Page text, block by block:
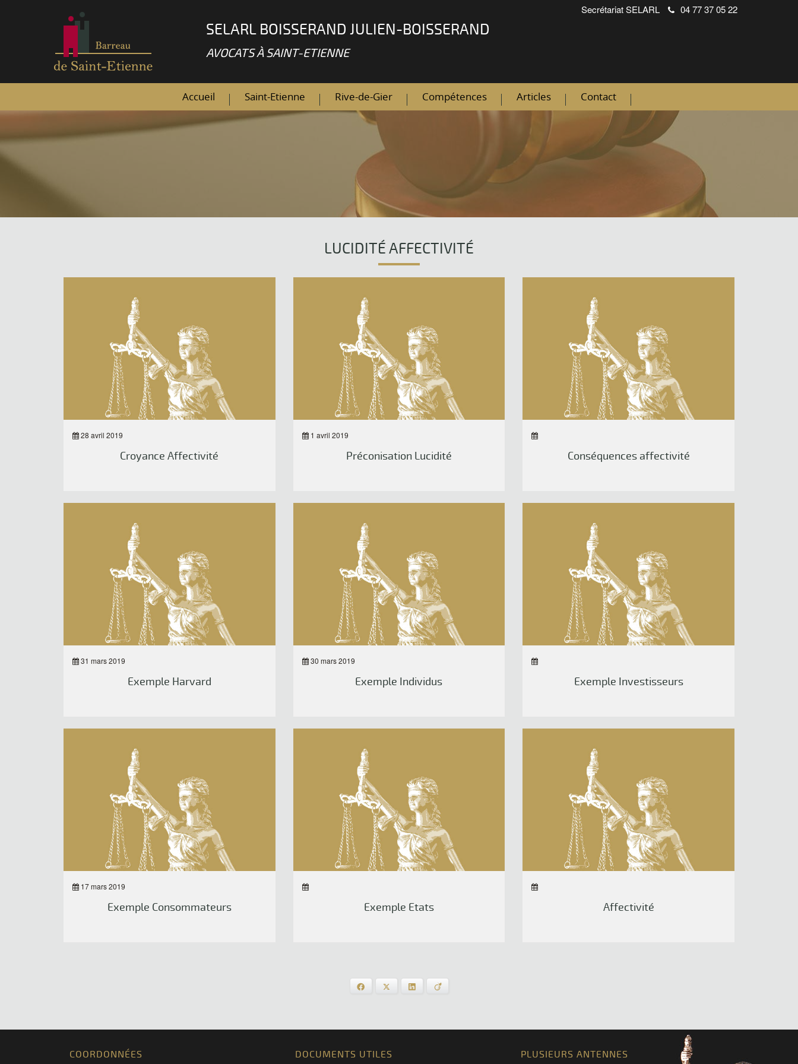
SecrétariatSELARL 04 77 37 05 22
SELARL BOISSERAND JULIEN-BOISSERAND
AVOCATS À SAINT-ETIENNE
Accueil Saint-Etienne Rive-de-Gier Compétences Articles Contact
LUCIDITÉ AFFECTIVITÉ
28 avril 2019
Croyance Affectivité
1 avril 2019
Préconisation Lucidité Conséquences affectivité
31 mars 2019
Exemple Harvard
30 mars 2019
Exemple Individus Exemple Investisseurs
17 mars 2019
Exemple Consommateurs Exemple Etats Affectivité
Facebook LinkedIn
COORDONNÉES DOCUMENTS UTILES PLUSIEURS ANTENNES